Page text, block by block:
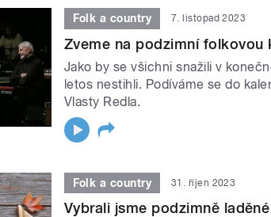
Folk a country 7. listopad 2023
Zveme na podzimní folkovou
Jako by se všichni snažili v
letos nestihli. Podíváme se do
Vlasty Redla.
Folk a country 31. říjen 2023
Vybrali jsme podzimně